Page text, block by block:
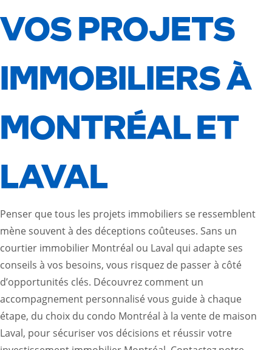
VOS PROJETS
IMMOBILIERS À
MONTRÉAL ET
LAVAL
Penser que tous les projets immobiliers se ressemblent
mène souvent à des déceptions coûteuses. Sans un
courtier immobilier Montréal ou Laval qui adapte ses
conseils à vos besoins, vous risquez de passer à côté
d’opportunités clés. Découvrez comment un
accompagnement personnalisé vous guide à chaque
étape, du choix du condo Montréal à la vente de maison
Laval, pour sécuriser vos décisions et réussir votre